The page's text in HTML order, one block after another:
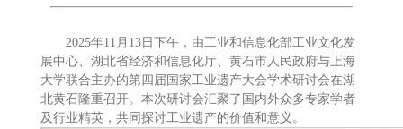
2025年11月13日下午，由工业和信息化部工业文化发
展中心、湖北省经济和信息化厅、黄石市人民政府与上海
大学联合主办的第四届国家工业遗产大会学术研讨会在湖
北黄石隆重召开。本次研讨会汇聚了国内外众多专家学者
及行业精英，共同探讨工业遗产的价值和意义。